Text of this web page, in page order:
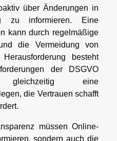
über Änderungen in
zu informieren. Eine
kann durch regelmäßige
die Vermeidung von
besteht
der DSGVO
eine
die Vertrauen schafft
müssen Online-
sondern auch die